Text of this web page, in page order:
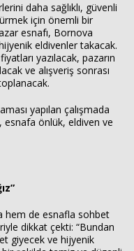
daha sağlıklı, güvenli
için önemli bir
esnafı, Bornova
eldivenler takacak.
yazılacak, pazarın
ve alışveriş sonrası
yapılan çalışmada
esnafa önlük, eldiven ve
hem de esnafla sohbet
dikkat çekti: “Bundan
giyecek ve hijyenik